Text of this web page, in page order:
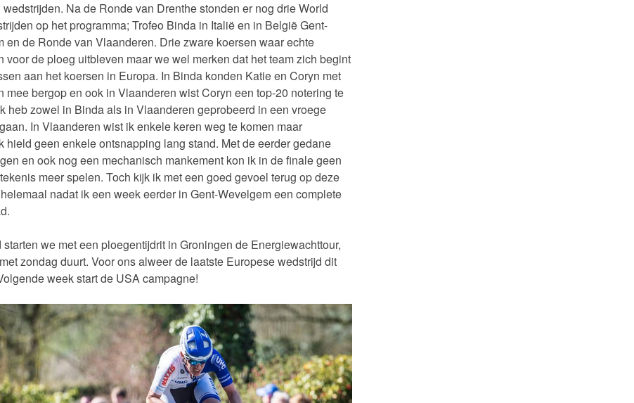
Na de Ronde van Drenthe stonden er nog drie World
op het programma; Trofeo Binda in Italië en in België Gent-
en de Ronde van Vlaanderen. Drie zware koersen waar echte
voor de ploeg uitbleven maar we wel merken dat het team zich begint
aan het koersen in Europa. In Binda konden Katie en Coryn met
mee bergop en ook in Vlaanderen wist Coryn een top-20 notering te
heb zowel in Binda als in Vlaanderen geprobeerd in een vroege
In Vlaanderen wist ik enkele keren weg te komen maar
hield geen enkele ontsnapping lang stand. Met de eerder gedane
en ook nog een mechanisch mankement kon ik in de finale geen
meer spelen. Toch kijk ik met een goed gevoel terug op deze
nadat ik een week eerder in Gent-Wevelgem een complete
starten we met een ploegentijdrit in Groningen de Energiewachttour,
zondag duurt. Voor ons alweer de laatste Europese wedstrijd dit
week start de USA campagne!